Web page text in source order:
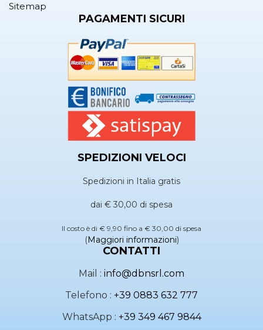
Sitemap
PAGAMENTI SICURI
SPEDIZIONI VELOCI
Spedizioni in Italia gratis
dai € 30,00 di spesa
Il costo è di € 9,90 fino a € 30,00 di spesa
(Maggiori informazioni)
CONTATTI
Mail : info@dbnsrl.com
Telefono : +39 0883 632 777
WhatsApp : +39 349 467 9844